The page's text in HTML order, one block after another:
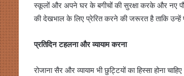
स्कूलों और अपने घर के बगीचों की सुरक्षा करके और नए
की देखभाल के लिए प्रेरित करने की जरूरत है ताकि उन्हें
प्रतिदिन टहलना और व्यायाम करना
रोजाना सैर और व्यायाम भी छुट्टियों का हिस्सा होना